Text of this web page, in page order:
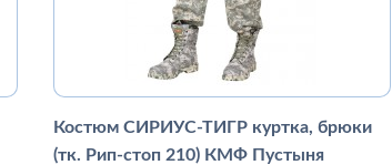
Костюм СИРИУС-ТИГР куртка, брюки
(тк. Рип-стоп 210) КМФ Пустыня